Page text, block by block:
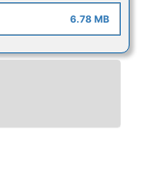
6.78 MB